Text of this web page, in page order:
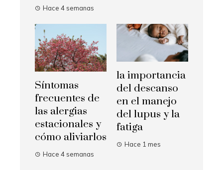
Hace 4 semanas
Síntomas
frecuentes de
las alergias
estacionales y
cómo aliviarlos
Hace 4 semanas
la importancia
del descanso
en el manejo
del lupus y la
fatiga
Hace 1 mes